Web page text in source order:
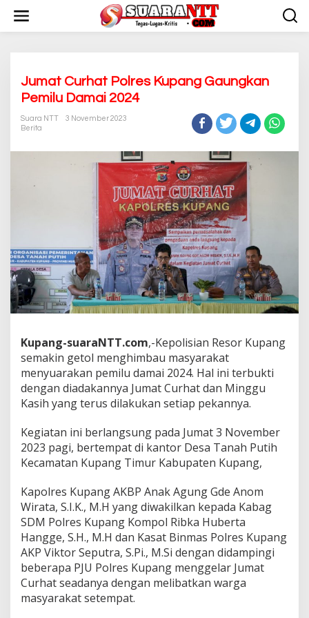
w
Jumat Curhat Polres Kupang Gaungkan
Pemilu Damai 2024
Suara NTT
3 November 2023
Berita
Kupang-suaraNTT.com,-Kepolisian Resor Kupang
semakin getol menghimbau masyarakat
menyuarakan pemilu damai 2024. Hal ini terbukti
dengan diadakannya Jumat Curhat dan Minggu
Kasih yang terus dilakukan setiap pekannya.
Kegiatan ini berlangsung pada Jumat 3 November
2023 pagi, bertempat di kantor Desa Tanah Putih
Kecamatan Kupang Timur Kabupaten Kupang,
Kapolres Kupang AKBP Anak Agung Gde Anom
Wirata, S.I.K., M.H yang diwakilkan kepada Kabag
SDM Polres Kupang Kompol Ribka Huberta
Hangge, S.H., M.H dan Kasat Binmas Polres Kupang
AKP Viktor Seputra, S.Pi., M.Si dengan didampingi
beberapa PJU Polres Kupang menggelar Jumat
Curhat seadanya dengan melibatkan warga
masyarakat setempat.